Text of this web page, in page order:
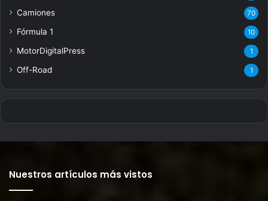
Camiones 70
Fórmula 1 10
MotorDigitalPress 1
Off-Road 1
Nuestros artículos más vistos